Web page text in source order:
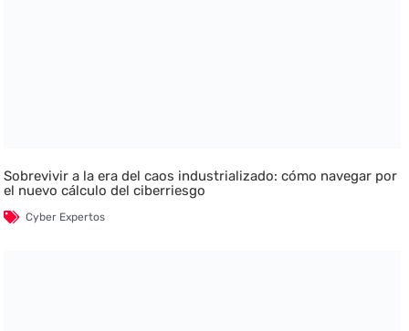
Sobrevivir a la era del caos industrializado: cómo navegar por
el nuevo cálculo del ciberriesgo
Cyber Expertos